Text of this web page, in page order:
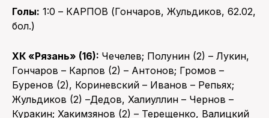
Голы: 1:0 – КАРПОВ (Гончаров, Жульдиков, 62.02,
бол.)
ХК «Рязань» (16): Чечелев; Полунин (2) – Лукин,
Гончаров – Карпов (2) – Антонов; Громов –
Буренов (2), Кориневский – Иванов – Репьях;
Жульдиков (2) –Дедов, Халиуллин – Чернов –
Куракин; Хакимзянов (2) – Терещенко, Валицкий